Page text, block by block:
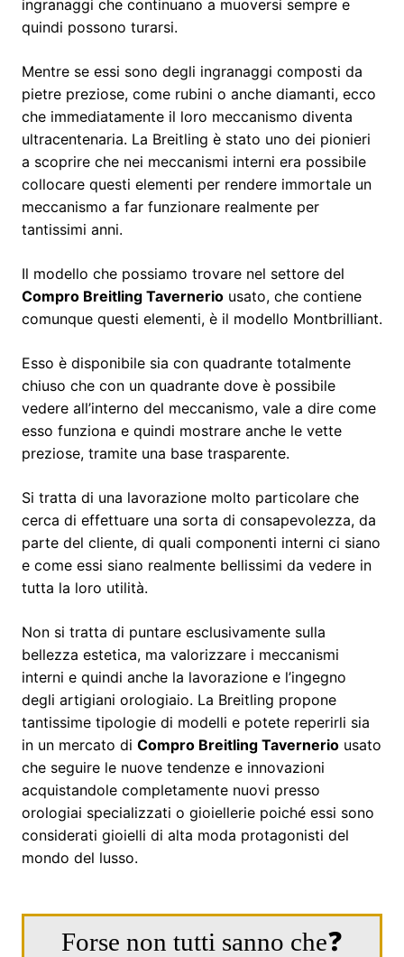
ingranaggi che continuano a muoversi sempre e
quindi possono turarsi.
Mentre se essi sono degli ingranaggi composti da
pietre preziose, come rubini o anche diamanti, ecco
che immediatamente il loro meccanismo diventa
ultracentenaria. La Breitling è stato uno dei pionieri
a scoprire che nei meccanismi interni era possibile
collocare questi elementi per rendere immortale un
meccanismo a far funzionare realmente per
tantissimi anni.
Il modello che possiamo trovare nel settore del
Compro Breitling Tavernerio usato, che contiene
comunque questi elementi, è il modello Montbrilliant.
Esso è disponibile sia con quadrante totalmente
chiuso che con un quadrante dove è possibile
vedere all’interno del meccanismo, vale a dire come
esso funziona e quindi mostrare anche le vette
preziose, tramite una base trasparente.
Si tratta di una lavorazione molto particolare che
cerca di effettuare una sorta di consapevolezza, da
parte del cliente, di quali componenti interni ci siano
e come essi siano realmente bellissimi da vedere in
tutta la loro utilità.
Non si tratta di puntare esclusivamente sulla
bellezza estetica, ma valorizzare i meccanismi
interni e quindi anche la lavorazione e l’ingegno
degli artigiani orologiaio. La Breitling propone
tantissime tipologie di modelli e potete reperirli sia
in un mercato di Compro Breitling Tavernerio usato
che seguire le nuove tendenze e innovazioni
acquistandole completamente nuovi presso
orologiai specializzati o gioiellerie poiché essi sono
considerati gioielli di alta moda protagonisti del
mondo del lusso.
Forse non tutti sanno che❓